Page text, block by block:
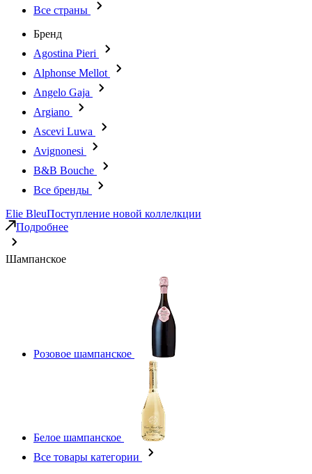
Все страны
Бренд
Agostina Pieri
Alphonse Mellot
Angelo Gaja
Argiano
Ascevi Luwa
Avignonesi
B&B Bouche
Все бренды
Elie BleuПоступление новой коллелкции
Подробнее
Шампанское
Розовое шампанское
Белое шампанское
Все товары категории